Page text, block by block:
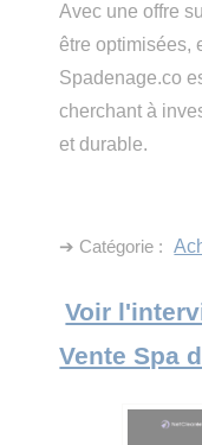
Avec une offre
être optimisées,
Spadenage.co
cherchant à
et durable.
➔ Catégorie :
Voir
Vente Spa